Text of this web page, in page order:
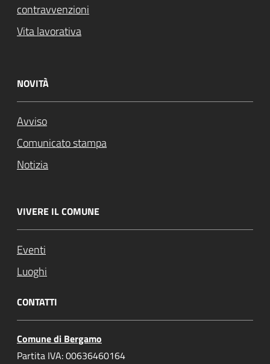
contravvenzioni
Vita lavorativa
NOVITÀ
Avviso
Comunicato stampa
Notizia
VIVERE IL COMUNE
Eventi
Luoghi
CONTATTI
Comune di Bergamo
Partita IVA: 00636460164